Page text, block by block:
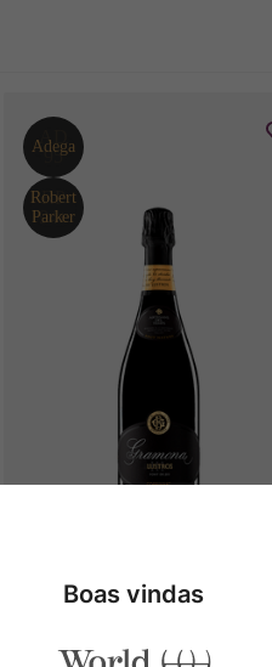
Font de Jui Brut Nature
Boas vindas